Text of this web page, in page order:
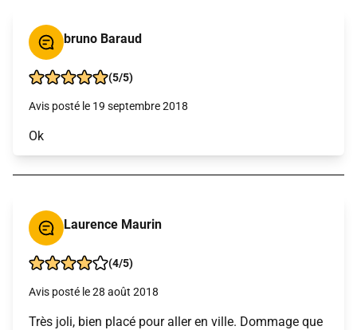
bruno Baraud
(5/5)
Avis posté le 19 septembre 2018
Ok
Laurence Maurin
(4/5)
Avis posté le 28 août 2018
Très joli, bien placé pour aller en ville. Dommage que